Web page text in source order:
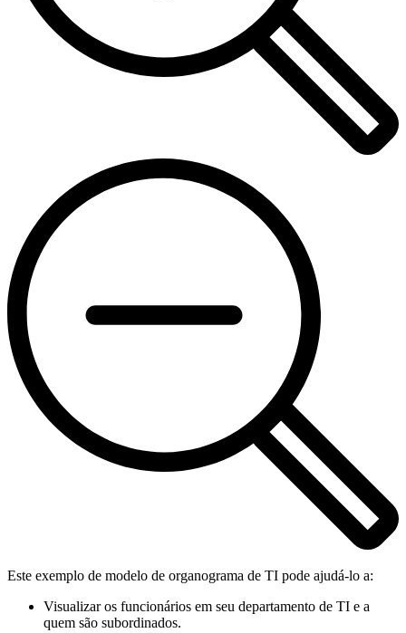
Este exemplo de modelo de organograma de TI pode ajudá-lo a:
Visualizar os funcionários em seu departamento de TI e a
quem são subordinados.